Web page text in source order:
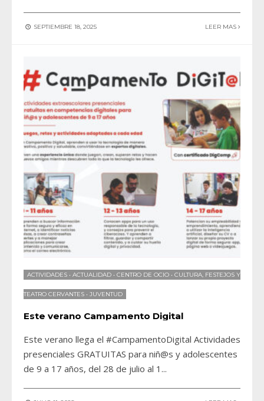
SEPTIEMBRE 18, 2025 LEER MAS
ACTIVIDADES • ACTUALIDAD • CENTRO DE OCIO • CULTURA, FESTEJOS Y
TEATRO CERVANTES • JUVENTUD
Este verano Campamento Digital
Este verano llega el #CampamentoDigital Actividades
presenciales GRATUITAS para niñ@s y adolescentes
de 9 a 17 años, del 28 de julio al 1 ...